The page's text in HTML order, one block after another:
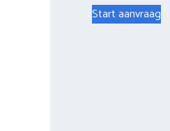
Start aanvraag